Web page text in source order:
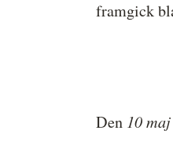
framgick
Den 10